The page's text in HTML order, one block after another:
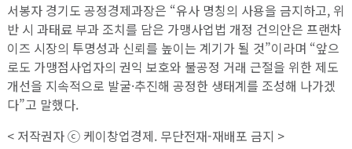
서봉자 경기도 공정경제과장은 “유사 명칭의 사용을 금지하고, 위
반 시 과태료 부과 조치를 담은 가맹사업법 개정 건의안은 프랜차
이즈 시장의 투명성과 신뢰를 높이는 계기가 될 것”이라며 “앞으
로도 가맹점사업자의 권익 보호와 불공정 거래 근절을 위한 제도
개선을 지속적으로 발굴·추진해 공정한 생태계를 조성해 나가겠
다”고 말했다.
< 저작권자 ⓒ 케이창업경제. 무단전재-재배포 금지 >